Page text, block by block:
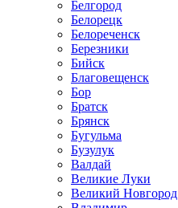
Белгород
Белорецк
Белореченск
Березники
Бийск
Благовещенск
Бор
Братск
Брянск
Бугульма
Бузулук
Валдай
Великие Луки
Великий Новгород